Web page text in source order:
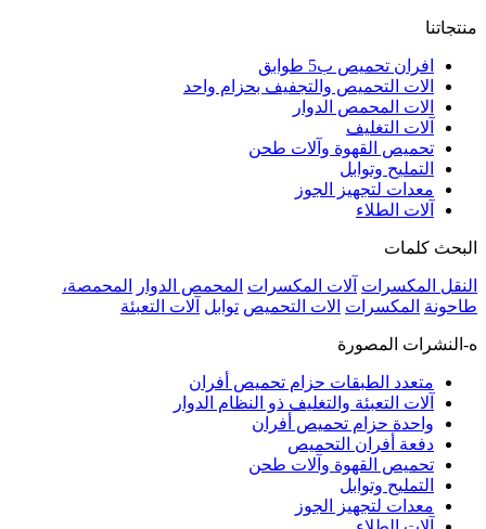
منتجاتنا
افران تحميص ب5 طوابق
الات التحميص والتجفيف بحزام واحد
الات المحمص الدوار
آلات التغليف
تحميص القهوة وآلات طحن
التمليح وتوابل
معدات لتجهيز الجوز
آلات الطلاء
البحث كلمات
النقل المكسرات آلات المكسرات المحمص الدوار
المحمصة،
طاحونة المكسرات الات التحميص توابل آلات التعبئة
ه-النشرات المصورة
متعدد الطبقات حزام تحميص أفران
آلات التعبئة والتغليف ذو النظام الدوار
واحدة حزام تحميص أفران
دفعة أفران التحميص
تحميص القهوة وآلات طحن
التمليح وتوابل
معدات لتجهيز الجوز